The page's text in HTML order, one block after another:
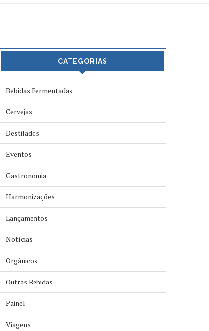
CATEGORIAS
Bebidas Fermentadas
Cervejas
Destilados
Eventos
Gastronomia
Harmonizações
Lançamentos
Notícias
Orgânicos
Outras Bebidas
Painel
Viagens